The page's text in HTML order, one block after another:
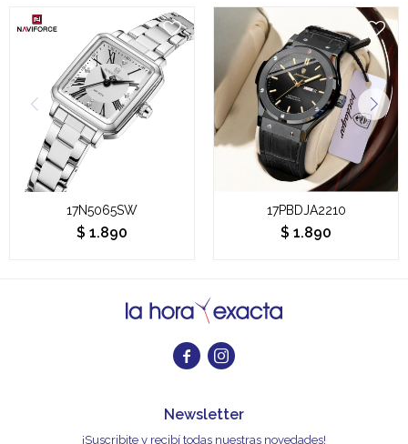
17N5065SW
$ 1.890
17PBDJA2210
$ 1.890
 
Newsletter
¡Suscribite y recibí todas nuestras novedades!